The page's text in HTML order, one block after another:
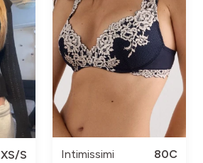
XS/S
Intimissimi
80C